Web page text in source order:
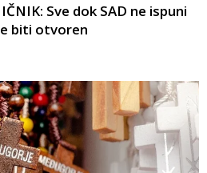
Sve dok SAD ne ispuni
biti otvoren